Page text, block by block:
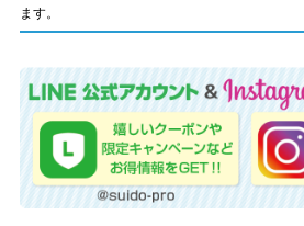
ます。